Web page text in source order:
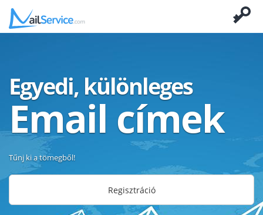
Egyedi, különleges
Email címek
Tűnj ki a tömegből!
Regisztráció